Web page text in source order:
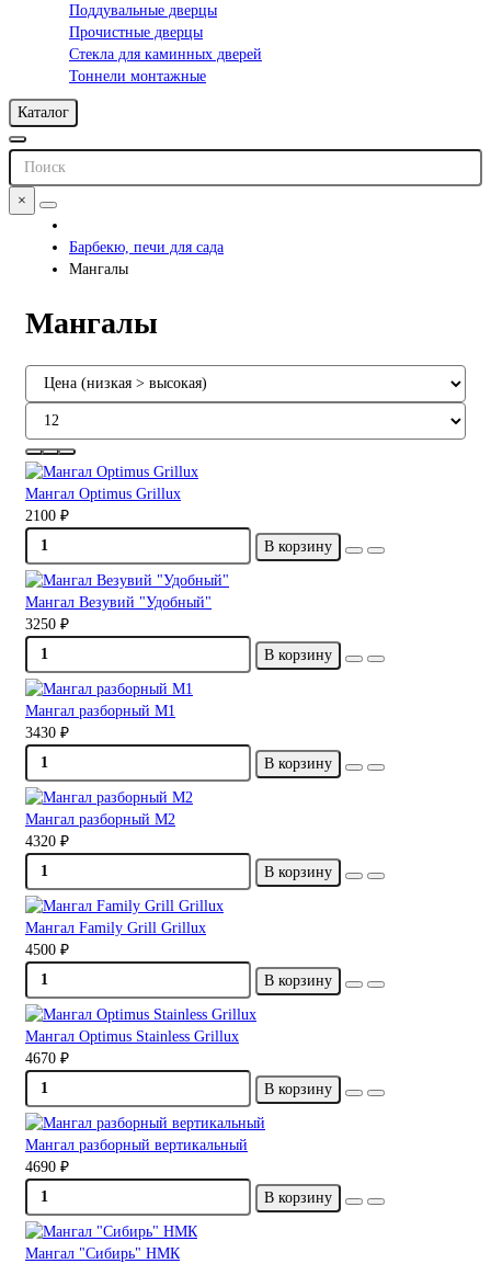
Поддувальные дверцы
Прочистные дверцы
Стекла для каминных дверей
Тоннели монтажные
Каталог
×
Барбекю, печи для сада
Мангалы
Мангалы
Мангал Optimus Grillux
2100 ₽
В корзину
Мангал Везувий "Удобный"
3250 ₽
В корзину
Мангал разборный М1
3430 ₽
В корзину
Мангал разборный М2
4320 ₽
В корзину
Мангал Family Grill Grillux
4500 ₽
В корзину
Мангал Optimus Stainless Grillux
4670 ₽
В корзину
Мангал разборный вертикальный
4690 ₽
В корзину
Мангал "Сибирь" НМК